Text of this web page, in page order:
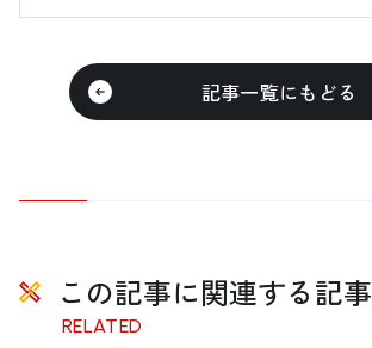
記事一覧にもどる
この記事に関連する記事
RELATED